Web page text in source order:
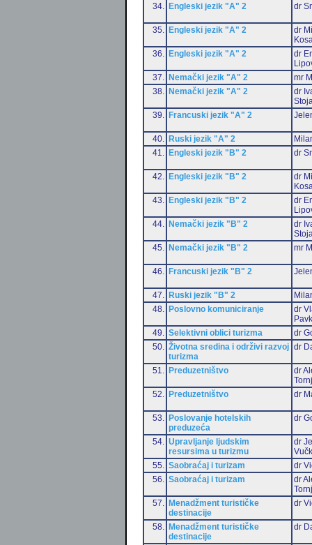
34. Engleski jezik "A" 2 dr
35. Engleski jezik "A" 2
dr
36.
Engleski jezik "A" 2
dr
37.
Nemački jezik "A" 2
mr
38.
Nemački jezik "A" 2
dr
39.
Francuski jezik "A" 2
40. Ruski jezik "A" 2
41.
Engleski jezik "B" 2 dr
42. Engleski jezik "B" 2
dr
43.
Engleski jezik "B" 2
dr
44.
Nemački jezik "B" 2
dr
45.
Nemački jezik "B" 2 mr
46. Francuski jezik "B" 2
47. Ruski jezik "B" 2
48.
Poslovno komuniciranje
dr
49.
Selektivni oblici turizma
dr
50.
Životna sredina i održivi razvoj
turizma
dr
51. Preduzetništvo
dr
52.
Preduzetništvo dr
53.
Poslovanje hotelskih
preduzeća
dr
54.
Upravljanje ljudskim
resursima u turizmu
dr
55.
Saobraćaj i turizam
dr
56.
Saobraćaj i turizam
dr
57.
Menadžment turističke
destinacije
dr
58.
Menadžment turističke
destinacije
dr